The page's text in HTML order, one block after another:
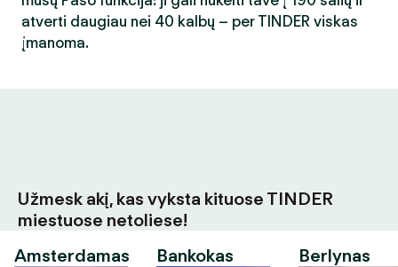
atverti daugiau nei 40 kalbų – per TINDER viskas
įmanoma.
Užmesk akį, kas vyksta kituose TINDER
miestuose netoliese!
Amsterdamas
Bankokas Berlynas